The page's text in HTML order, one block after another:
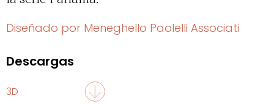
Diseñado por Meneghello Paolelli Associati
Descargas
3D